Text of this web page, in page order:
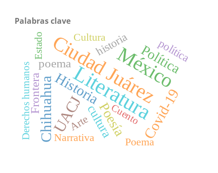
Palabras clave
Literatura
Ciudad Juárez
México
UACJ
ChihuahuaHistoria Covid-19
Poesía
Política
cultura
poema
Frontera
política
historia
Cultura
Poema
Arte
Narrativa
Derechos humanos Cuento
Estado